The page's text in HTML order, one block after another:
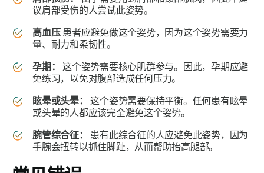
议肩部受伤的人尝试此姿势。
高血压 患者应避免做这个姿势，因为这个姿势需要力
量、耐力和柔韧性。
孕期：
这个姿势需要核心肌群参与。因此，孕期应避
免练习，以免对腹部造成任何压力。
眩晕或头晕：
这个姿势需要保持平衡。任何患有眩晕
或头晕的人都应该完全避免这个姿势。
腕管综合征：
患有此综合征的人应避免此姿势，因为
手腕会扭转以抓住脚趾，从而帮助抬高腿部。